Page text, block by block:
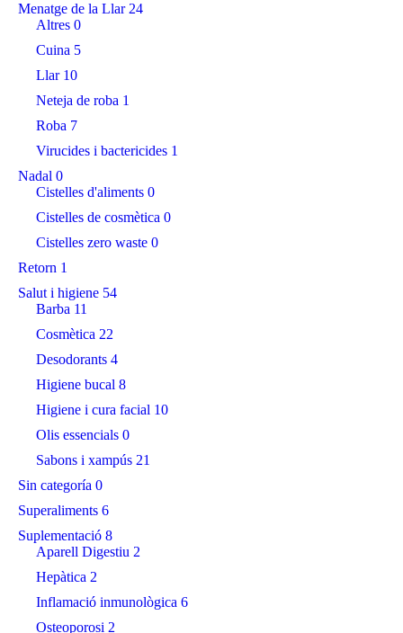
Menatge de la Llar 24
Altres 0
Cuina 5
Llar 10
Neteja de roba 1
Roba 7
Virucides i bactericides 1
Nadal 0
Cistelles d'aliments 0
Cistelles de cosmètica 0
Cistelles zero waste 0
Retorn 1
Salut i higiene 54
Barba 11
Cosmètica 22
Desodorants 4
Higiene bucal 8
Higiene i cura facial 10
Olis essencials 0
Sabons i xampús 21
Sin categoría 0
Superaliments 6
Suplementació 8
Aparell Digestiu 2
Hepàtica 2
Inflamació inmunològica 6
Osteoporosi 2